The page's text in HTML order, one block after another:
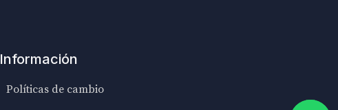
Información
Políticas de cambio